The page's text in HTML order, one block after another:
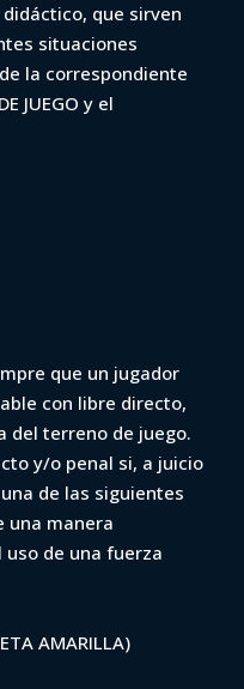
Cerro vsque sirven
situaciones
la correspondiente
JUEGO y el
que un jugador
con libre directo,
del terreno de juego.
y/o penal si, a juicio
de las siguientes
una manera
de una fuerza
AMARILLA)